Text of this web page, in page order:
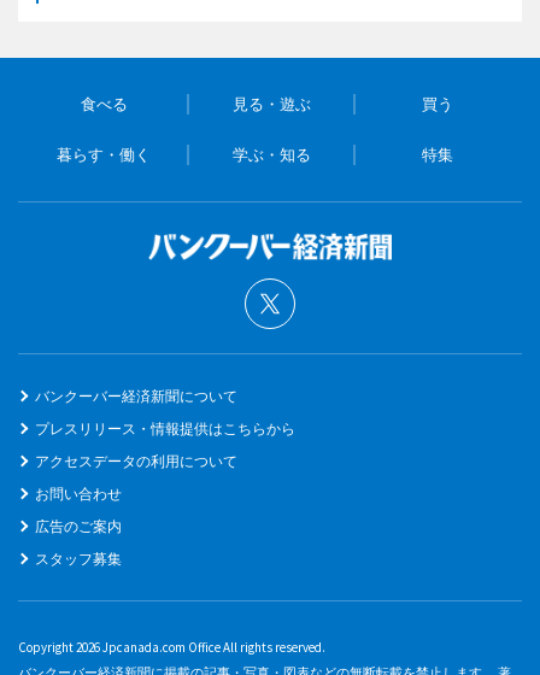
食べる 見る・遊ぶ 買う
暮らす・働く 学ぶ・知る 特集
バンクーバー経済新聞について
プレスリリース・情報提供はこちらから
アクセスデータの利用について
お問い合わせ
広告のご案内
スタッフ募集
Copyright 2026 Jpcanada.com Office All rights reserved.